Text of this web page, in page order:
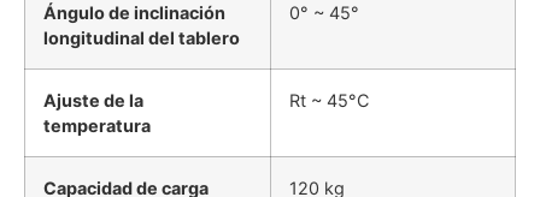
Ángulo de inclinación
longitudinal del tablero
0° ~ 45°
Ajuste de la
temperatura
Rt ~ 45°C
Capacidad de carga 120 kg